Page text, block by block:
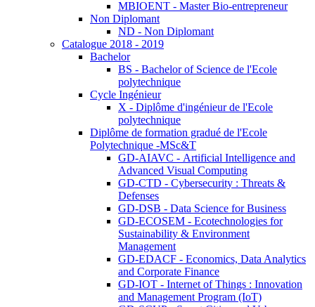
MBIOENT - Master Bio-entrepreneur
Non Diplomant
ND - Non Diplomant
Catalogue 2018 - 2019
Bachelor
BS - Bachelor of Science de l'Ecole
polytechnique
Cycle Ingénieur
X - Diplôme d'ingénieur de l'Ecole
polytechnique
Diplôme de formation gradué de l'Ecole
Polytechnique -MSc&T
GD-AIAVC - Artificial Intelligence and
Advanced Visual Computing
GD-CTD - Cybersecurity : Threats &
Defenses
GD-DSB - Data Science for Business
GD-ECOSEM - Ecotechnologies for
Sustainability & Environment
Management
GD-EDACF - Economics, Data Analytics
and Corporate Finance
GD-IOT - Internet of Things : Innovation
and Management Program (IoT)